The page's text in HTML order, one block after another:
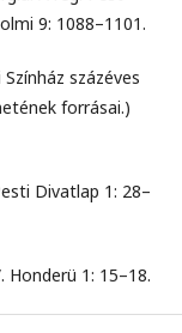
9: 1088–1101.
százéves
forrásai.)
Divatlap 1: 28–
Honderü 1: 15–18.